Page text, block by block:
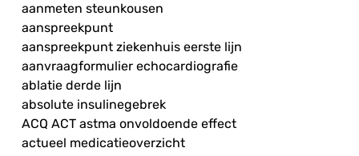
aanmeten steunkousen
aanspreekpunt
aanspreekpunt ziekenhuis eerste lijn
aanvraagformulier echocardiografie
ablatie derde lijn
absolute insulinegebrek
ACQ ACT astma onvoldoende effect
actueel medicatieoverzicht